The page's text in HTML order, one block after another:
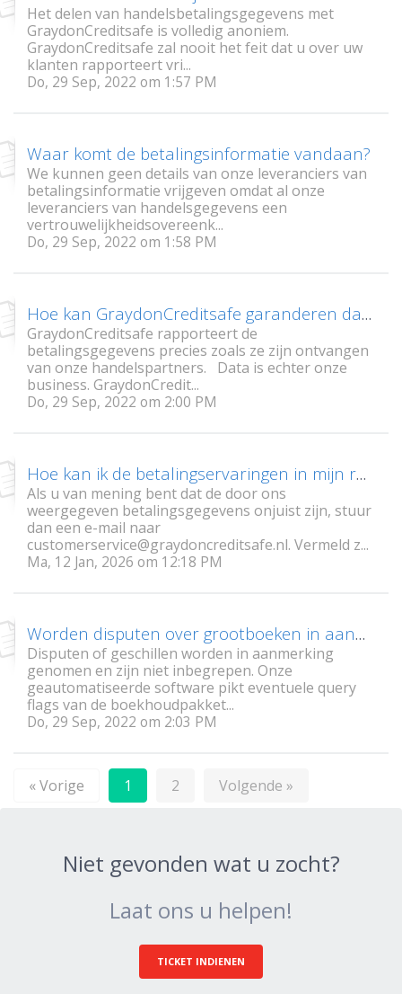
Het delen van handelsbetalingsgegevens met
GraydonCreditsafe is volledig anoniem.
GraydonCreditsafe zal nooit het feit dat u over uw
klanten rapporteert vri...
Do, 29 Sep, 2022 om 1:57 PM
Waar komt de betalingsinformatie vandaan?
We kunnen geen details van onze leveranciers van
betalingsinformatie vrijgeven omdat al onze
leveranciers van handelsgegevens een
vertrouwelijkheidsovereenk...
Do, 29 Sep, 2022 om 1:58 PM
Hoe kan GraydonCreditsafe garanderen dat de informatie correct is?
GraydonCreditsafe rapporteert de
betalingsgegevens precies zoals ze zijn ontvangen
van onze handelspartners. Data is echter onze
business. GraydonCredit...
Do, 29 Sep, 2022 om 2:00 PM
Hoe kan ik de betalingservaringen in mijn rapport opvragen?
Als u van mening bent dat de door ons
weergegeven betalingsgegevens onjuist zijn, stuur
dan een e-mail naar
customerservice@graydoncreditsafe.nl. Vermeld z...
Ma, 12 Jan, 2026 om 12:18 PM
Worden disputen over grootboeken in aanmerking genomen?
Disputen of geschillen worden in aanmerking
genomen en zijn niet inbegrepen. Onze
geautomatiseerde software pikt eventuele query
flags van de boekhoudpakket...
Do, 29 Sep, 2022 om 2:03 PM
« Vorige 1 2 Volgende »
Niet gevonden wat u zocht?
Laat ons u helpen!
TICKET INDIENEN